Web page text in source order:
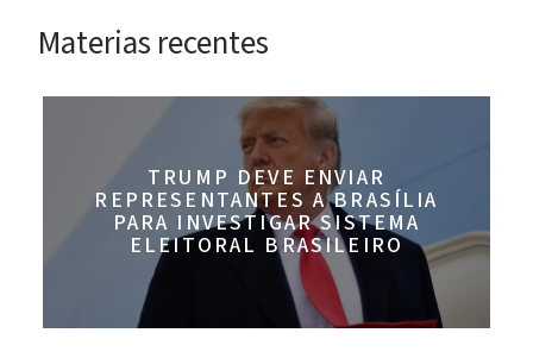
Materias recentes
TRUMP DEVE ENVIAR
REPRESENTANTES A BRASÍLIA
PARA INVESTIGAR SISTEMA
ELEITORAL BRASILEIRO